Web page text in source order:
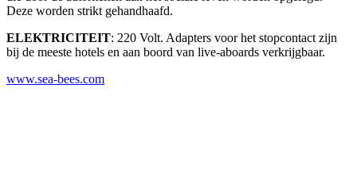
Deze worden strikt gehandhaafd.
ELEKTRICITEIT: 220 Volt. Adapters voor het stopcontact zijn
bij de meeste hotels en aan boord van live-aboards verkrijgbaar.
www.sea-bees.com